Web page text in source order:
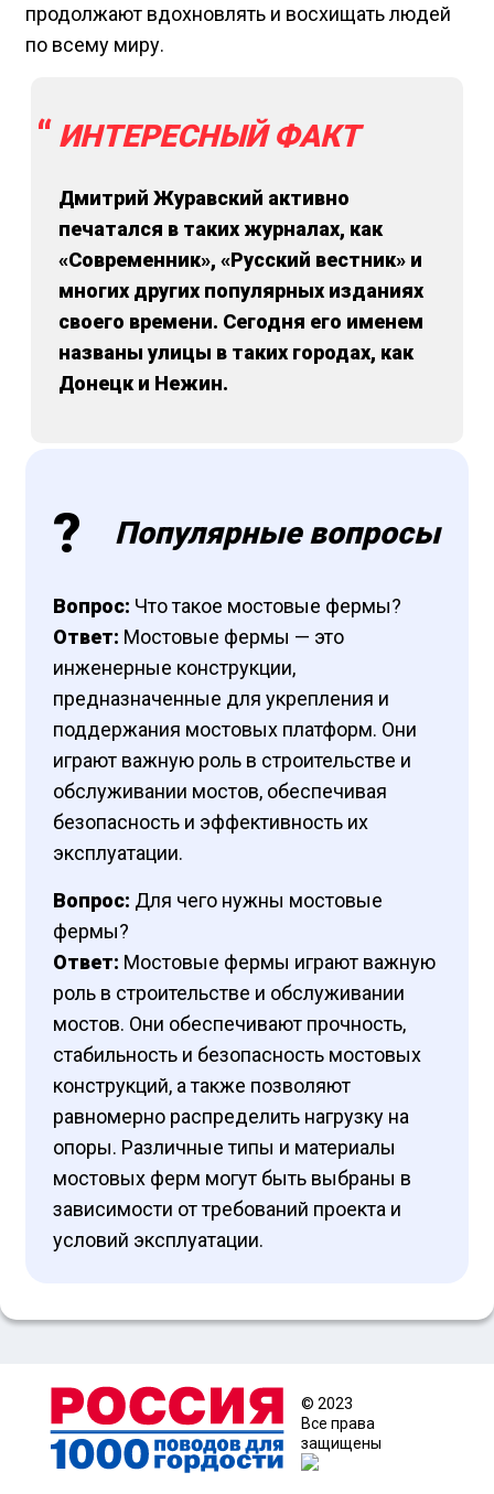
продолжают вдохновлять и восхищать людей
по всему миру.
ИНТЕРЕСНЫЙ ФАКТ
Дмитрий Журавский активно
печатался в таких журналах, как
«Современник», «Русский вестник» и
многих других популярных изданиях
своего времени. Сегодня его именем
названы улицы в таких городах, как
Донецк и Нежин.
Популярные вопросы
Вопрос: Что такое мостовые фермы?
Ответ: Мостовые фермы — это
инженерные конструкции,
предназначенные для укрепления и
поддержания мостовых платформ. Они
играют важную роль в строительстве и
обслуживании мостов, обеспечивая
безопасность и эффективность их
эксплуатации.
Вопрос: Для чего нужны мостовые
фермы?
Ответ: Мостовые фермы играют важную
роль в строительстве и обслуживании
мостов. Они обеспечивают прочность,
стабильность и безопасность мостовых
конструкций, а также позволяют
равномерно распределить нагрузку на
опоры. Различные типы и материалы
мостовых ферм могут быть выбраны в
зависимости от требований проекта и
условий эксплуатации.
© 2023
Все права
защищены